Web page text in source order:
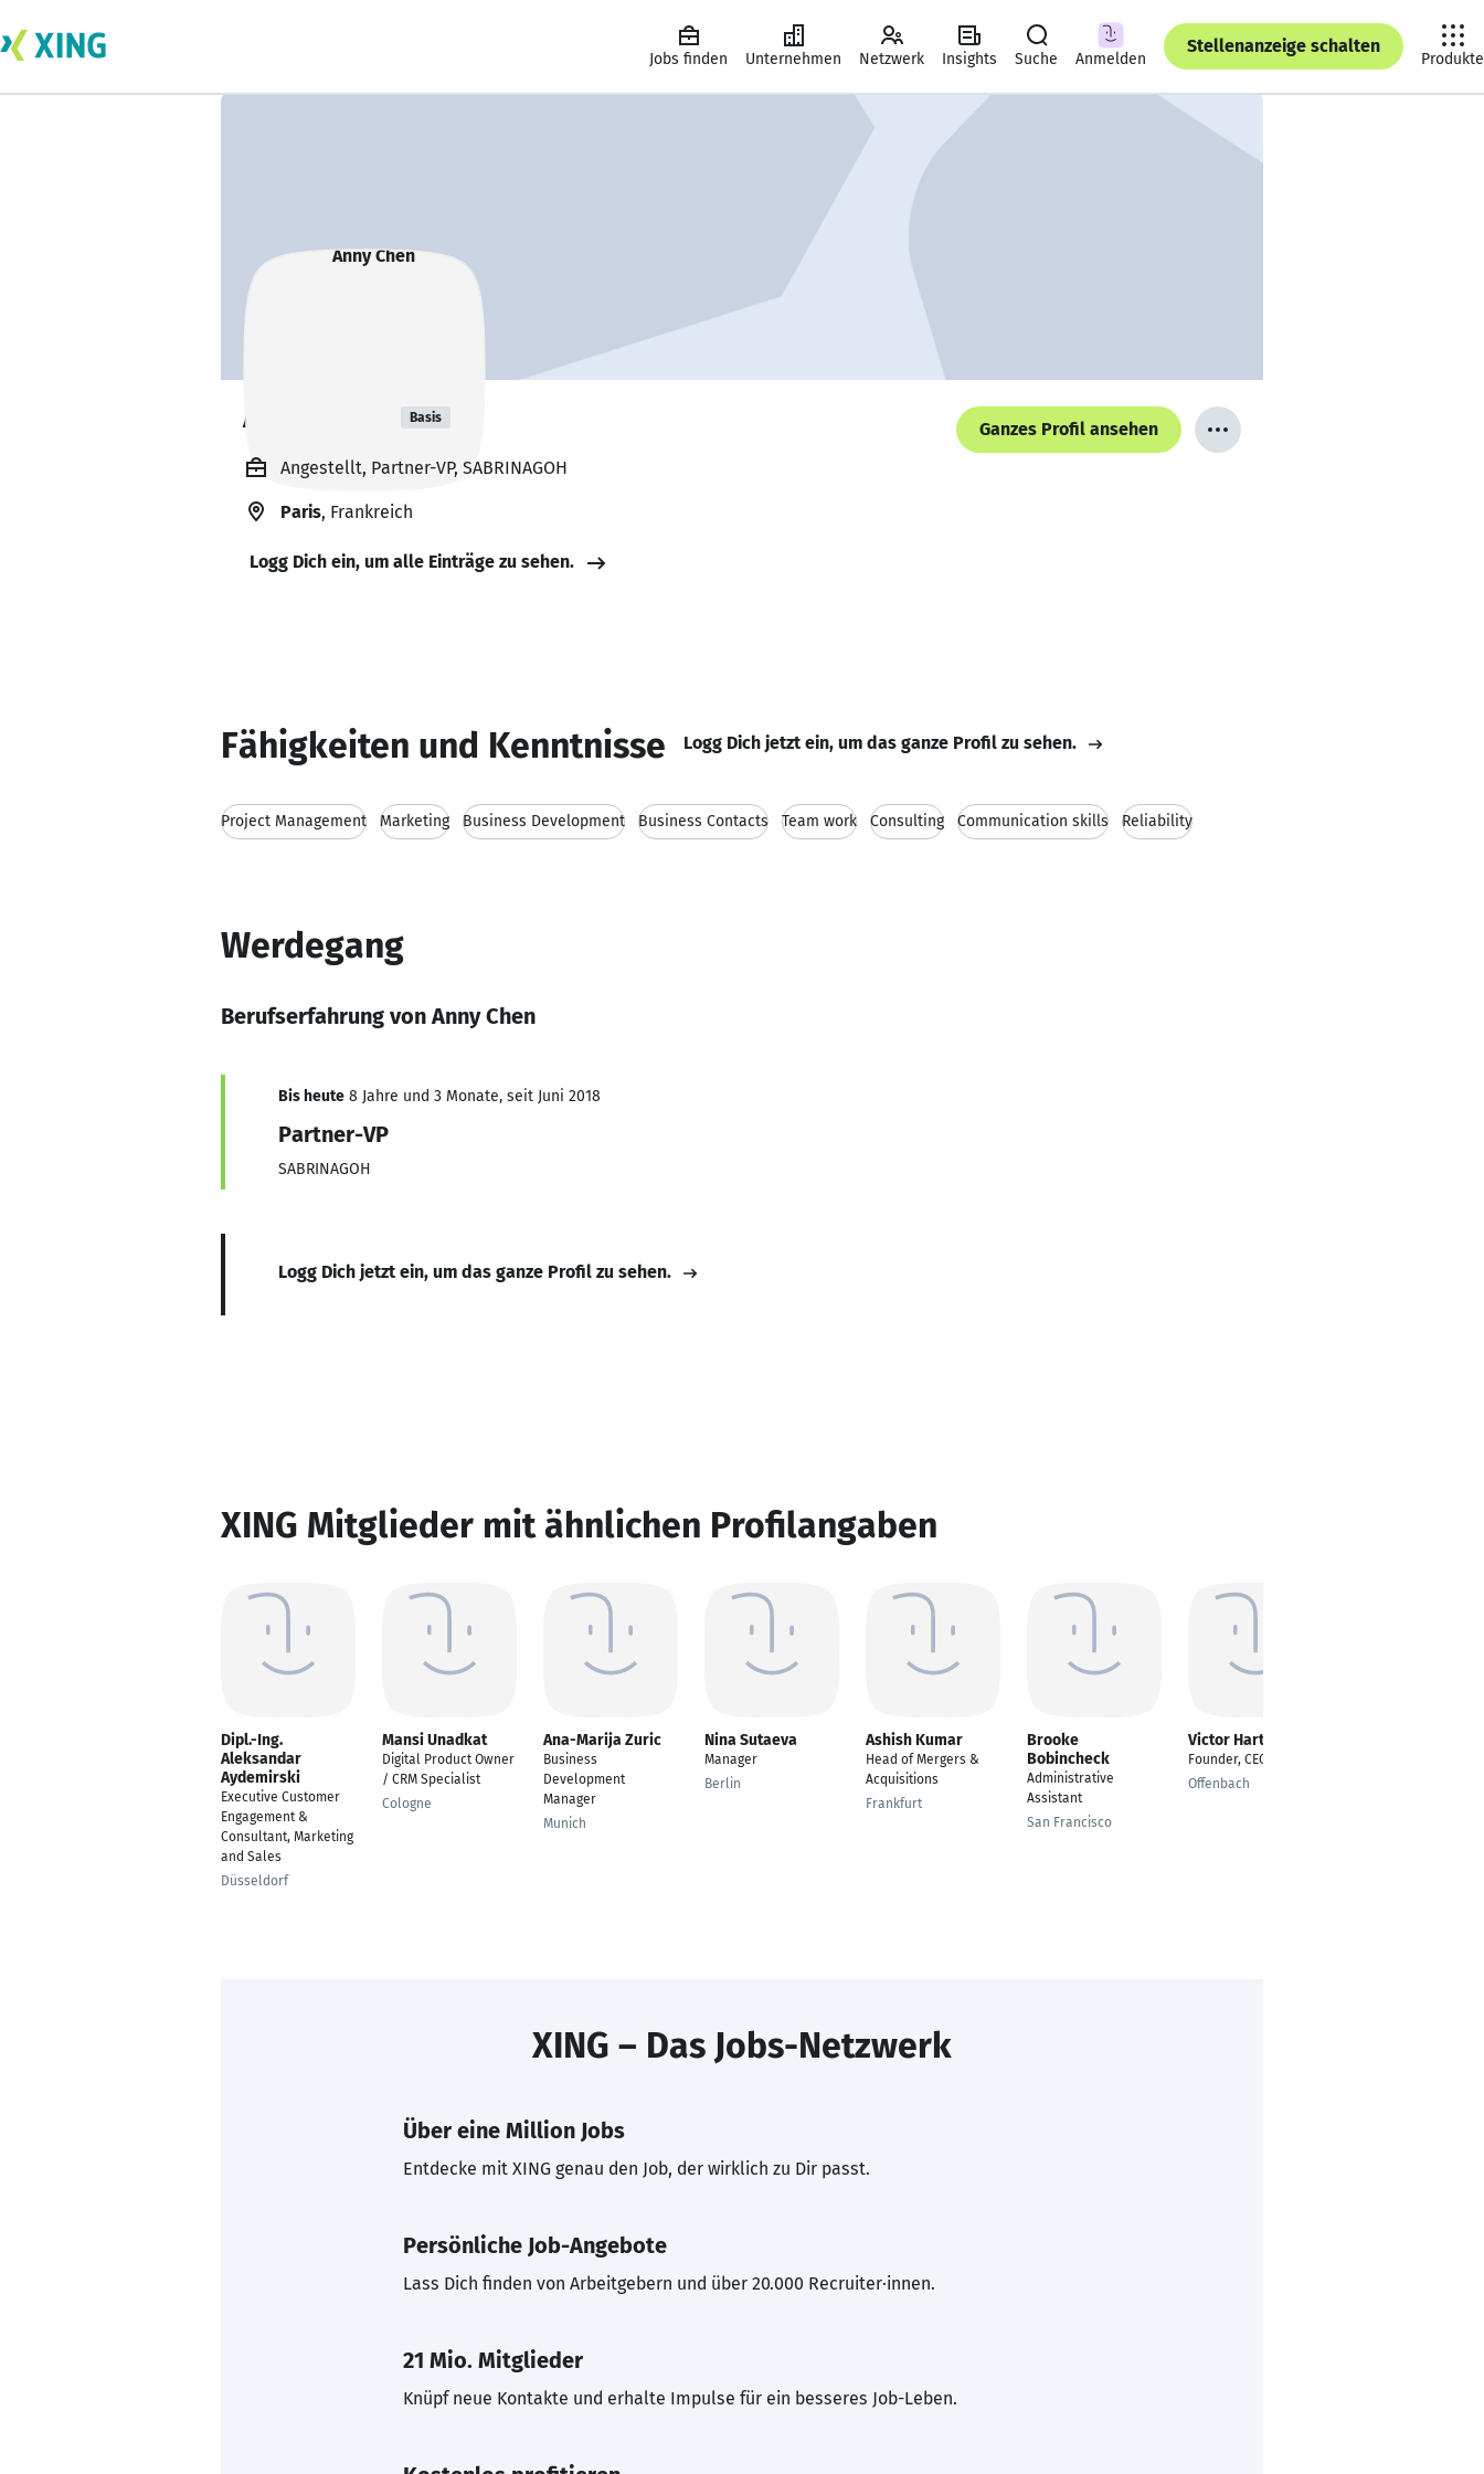
Jobs finden Unternehmen Netzwerk Insights Suche Anmelden
Stellenanzeige schalten
Produkte
Anny Chen Basis
Ganzes Profil ansehen
Angestellt, Partner-VP, SABRINAGOH
Paris, Frankreich
Logg Dich ein, um alle Einträge zu sehen.
Fähigkeiten und Kenntnisse Logg Dich jetzt ein, um das ganze Profil zu sehen.
Project Management Marketing Business Development Business Contacts Team work Consulting Communication skills Reliability
Werdegang
Berufserfahrung von Anny Chen
Bis heute 8 Jahre und 3 Monate, seit Juni 2018
Partner-VP
SABRINAGOH
Logg Dich jetzt ein, um das ganze Profil zu sehen.
XING Mitglieder mit ähnlichen Profilangaben
Dipl.-Ing.
Aleksandar
Aydemirski
Executive Customer
Engagement &
Consultant, Marketing
and Sales
Düsseldorf
Mansi Unadkat
Digital Product Owner
/ CRM Specialist
Cologne
Ana-Marija Zuric
Business
Development
Manager
Munich
Nina Sutaeva
Manager
Berlin
Ashish Kumar
Head of Mergers &
Acquisitions
Frankfurt
Brooke
Bobincheck
Administrative
Assistant
San Francisco
Victor Hartmann
Founder, CEO
Offenbach
XING – Das Jobs-Netzwerk
Über eine Million Jobs
Entdecke mit XING genau den Job, der wirklich zu Dir passt.
Persönliche Job-Angebote
Lass Dich finden von Arbeitgebern und über 20.000 Recruiter·innen.
21 Mio. Mitglieder
Knüpf neue Kontakte und erhalte Impulse für ein besseres Job-Leben.